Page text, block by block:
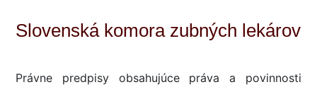
Slovenská komora zubných lekárov
Právne predpisy obsahujúce práva a povinnosti